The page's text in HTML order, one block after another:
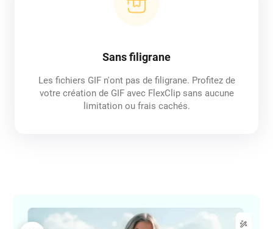
Sans filigrane
Les fichiers GIF n'ont pas de filigrane. Profitez de
votre création de GIF avec FlexClip sans aucune
limitation ou frais cachés.